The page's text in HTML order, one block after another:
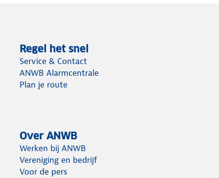
Regel het snel
Service & Contact
ANWB Alarmcentrale
Plan je route
Over ANWB
Werken bij ANWB
Vereniging en bedrijf
Voor de pers